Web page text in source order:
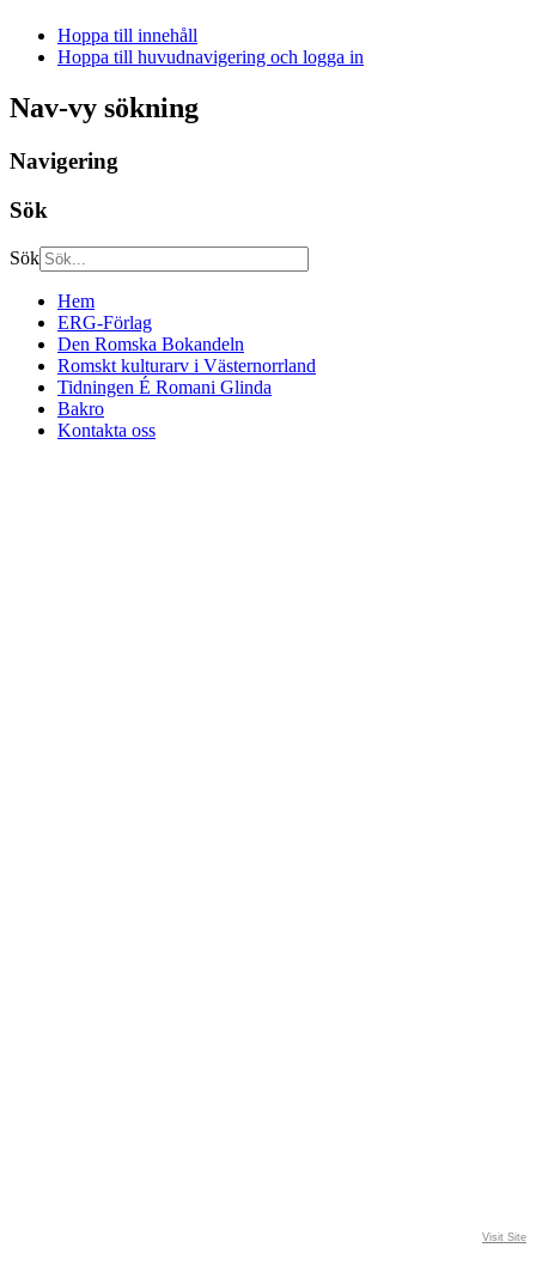
Hoppa till innehåll
Hoppa till huvudnavigering och logga in
Nav-vy sökning
Navigering
Sök
Sök
Hem
ERG-Förlag
Den Romska Bokandeln
Romskt kulturarv i Västernorrland
Tidningen É Romani Glinda
Bakro
Kontakta oss
Visit Site